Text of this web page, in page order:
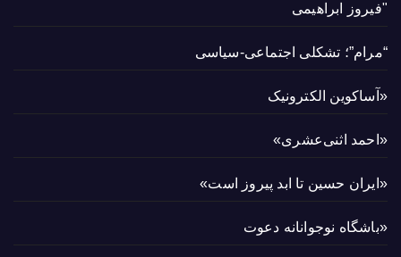
"فیروز ابراهیمی
“مرام”؛ تشکلی اجتماعی-سیاسی
«آساکوین الکترونیک
«احمد اثنی‌عشری»
«ایران حسین تا ابد پیروز است»
«باشگاه نوجوانانه دعوت